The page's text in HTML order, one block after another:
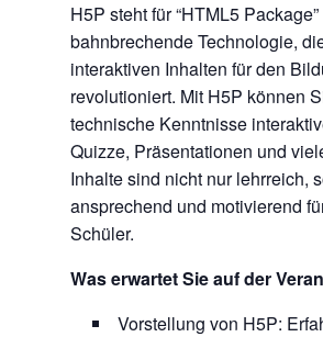
H5P steht für “HTML5
bahnbrechende Technologie,
interaktiven Inhalten für den
revolutioniert. Mit H5P können
technische Kenntnisse
Quizze, Präsentationen und
Inhalte sind nicht nur lehrreich,
ansprechend und motivierend
Schüler.
Was erwartet Sie auf der
Vorstellung von H5P: